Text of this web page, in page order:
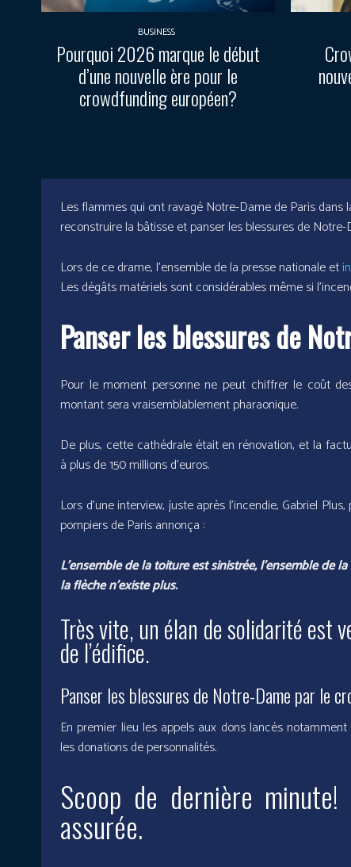
BUSINESS
Pourquoi 2026 marque le début
d’une nouvelle ère pour le
crowdfunding européen?
Les flammes qui ont ravagé Notre-Dame de Paris dans
reconstruire la bâtisse et panser les blessures de
Lors de ce drame, l’ensemble de la presse nationale et
Les dégâts matériels sont considérables même si
Panser les blessures de
Pour le moment personne ne peut chiffrer le coût
montant sera vraisemblablement pharaonique.
De plus, cette cathédrale était en rénovation, et la
à plus de 150 millions d’euros.
Lors d’une interview, juste après l’incendie, Gabriel
pompiers de Paris annonça :
L’ensemble de la toiture est sinistrée, l’ensemble de
la flèche n’existe plus.
Très vite, un élan de solidarité est
de l’édifice.
Panser les blessures de Notre-Dame par le
En premier lieu les appels aux dons lancés
les donations de personnalités.
Scoop de dernière
assurée.